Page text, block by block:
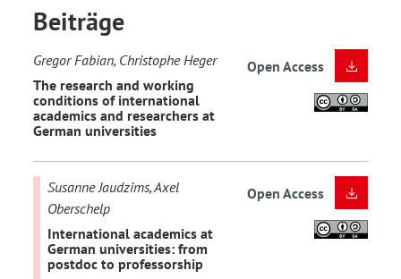
Beiträge
Gregor Fabian, Christophe Heger
The research and working
conditions of international
academics and researchers at
German universities
Open Access
Susanne Jaudzims, Axel
Oberschelp
International academics at
German universities: from
postdoc to professorship
Open Access